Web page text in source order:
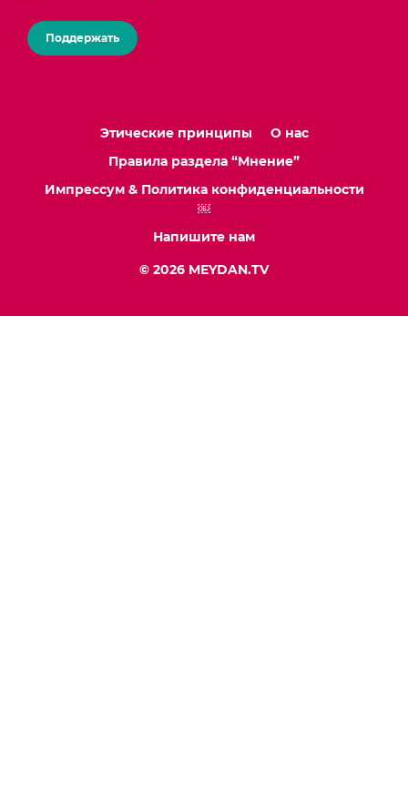
Поддержать
Этические принципы
О нас
Правила раздела “Мнение”
Импрессум & Политика конфиденциальности
￼
Напишите нам
© 2026 MEYDAN.TV